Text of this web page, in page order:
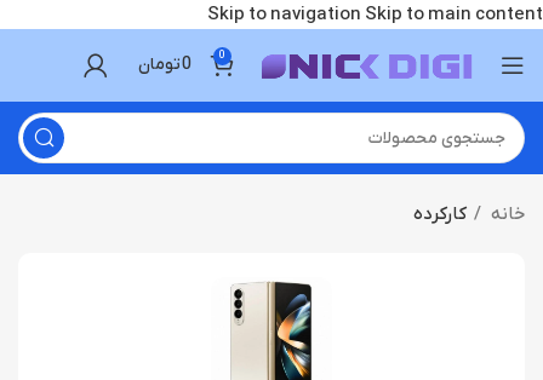
Skip to navigation Skip to main content
0
0تومان
خانه کارکرده